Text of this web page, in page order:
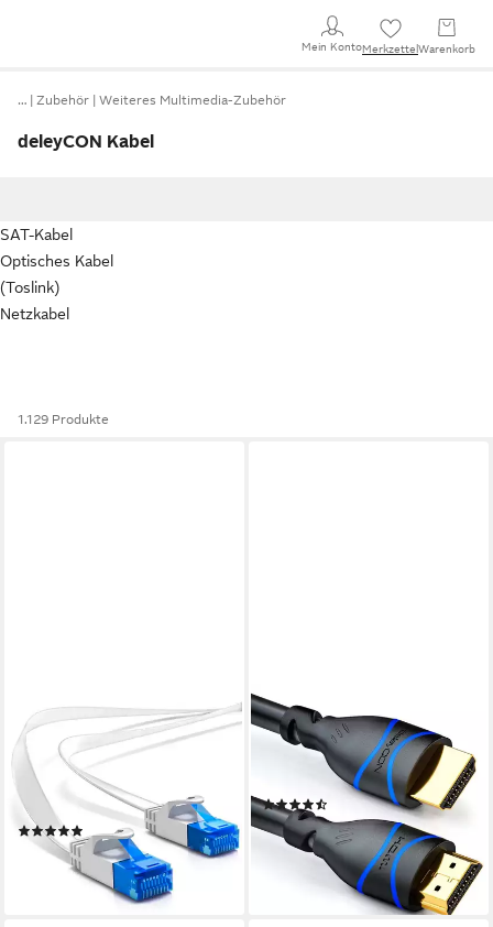
Mein KontoMerkzettel Warenkorb
… Zubehör Weiteres Multimedia-Zubehör
deleyCON Kabel
SAT-Kabel
Optisches Kabel
(Toslink)
Netzkabel
1.129 Produkte
DELEYCON
deleyCON 20m CAT6 flaches
Patchkabel Flachkabel
Netzwerkkabel LAN LAN-
Kabel
(13)
6,59 €
(0,33 €/ 1 m)
lieferbar - in 2-3 Werktagen bei dir
DELEYCON
deleyCON 10m HDMI Kabel
HDMI 2.0 kompatibel 4K UHD
2160p FULL HD HDMI-Kabel
6,59 €
(0,66 €/ 1 m)
lieferbar - in 2-3 Werktagen bei dir